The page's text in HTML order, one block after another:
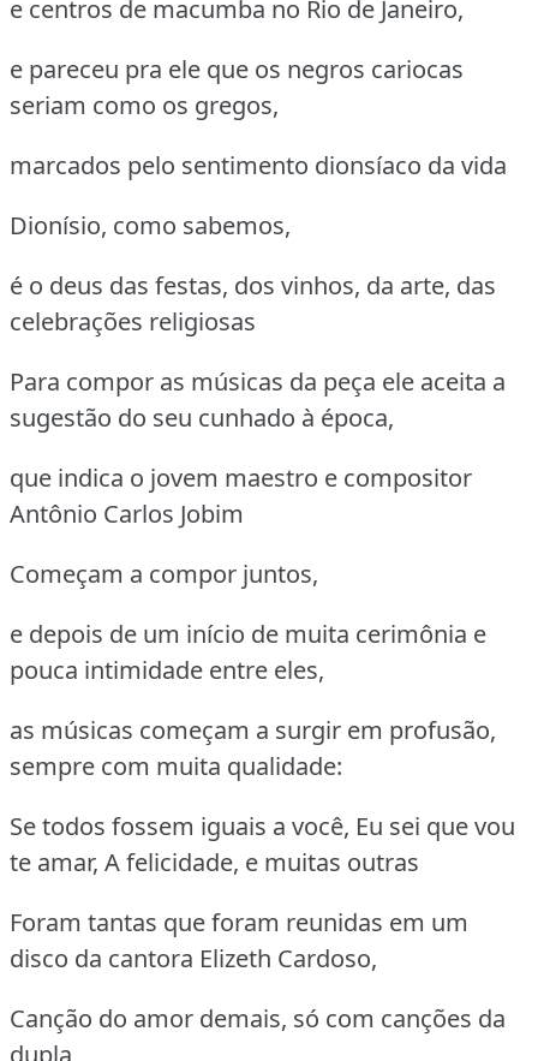
e centros de macumba no Rio de Janeiro,
e pareceu pra ele que os negros cariocas
seriam como os gregos,
marcados pelo sentimento dionsíaco da vida
Dionísio, como sabemos,
é o deus das festas, dos vinhos, da arte, das
celebrações religiosas
Para compor as músicas da peça ele aceita a
sugestão do seu cunhado à época,
que indica o jovem maestro e compositor
Antônio Carlos Jobim
Começam a compor juntos,
e depois de um início de muita cerimônia e
pouca intimidade entre eles,
as músicas começam a surgir em profusão,
sempre com muita qualidade:
Se todos fossem iguais a você, Eu sei que vou
te amar, A felicidade, e muitas outras
Foram tantas que foram reunidas em um
disco da cantora Elizeth Cardoso,
Canção do amor demais, só com canções da
dupla